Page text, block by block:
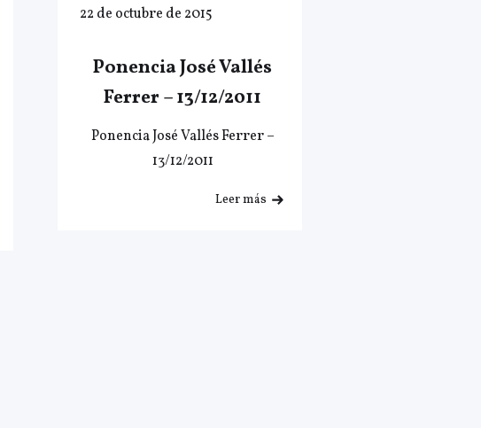
22 de octubre de 2015
Ponencia José Vallés
Ferrer – 13/12/2011
Ponencia José Vallés Ferrer –
13/12/2011
Leer más